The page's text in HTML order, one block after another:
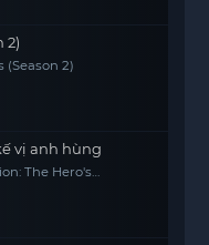
2)
(Season 2)
vị anh hùng
The Hero's